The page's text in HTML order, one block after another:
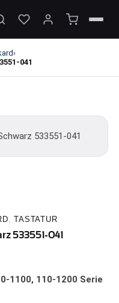
›
041
,TASTATUR
533551-041
1100, 110-1200 Serie